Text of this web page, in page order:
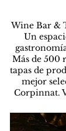
Wine Bar &
Un
Más de 500
tapas de
mejor
Corpinnat.